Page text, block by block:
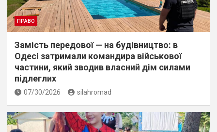
ПРАВО
Замість передової — на будівництво: в
Одесі затримали командира військової
частини, який зводив власний дім силами
підлеглих
07/30/2026 silahromad